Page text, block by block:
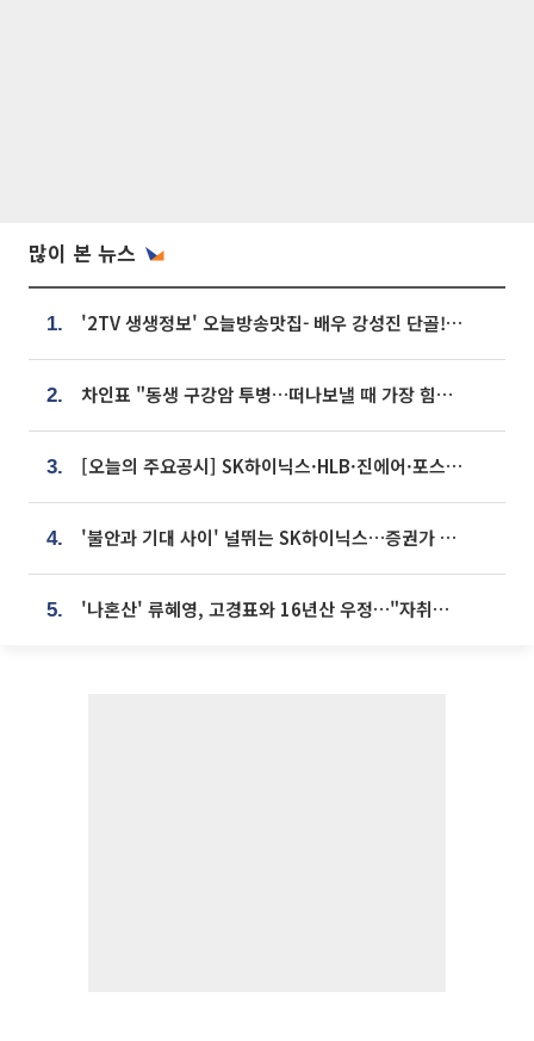
많이 본 뉴스
1. '2TV 생생정보' 오늘방송맛집- 배우 강성진 단골! 쌀국수ㆍ푸팟퐁 커리 맛집 '블○○○'
2. 차인표 "동생 구강암 투병…떠나보낼 때 가장 힘들었다”
3. [오늘의 주요공시] SK하이닉스·HLB·진에어·포스코홀딩스·네이버·대우건설 등
4. '불안과 기대 사이' 널뛰는 SK하이닉스…증권가 "HBM4·LTA 기반 펀터멘털 견고"
5. '나혼산' 류혜영, 고경표와 16년산 우정…"자취방서 부모님과 마주쳐"